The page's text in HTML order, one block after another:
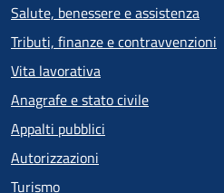
Salute, benessere e assistenza
Tributi, finanze e contravvenzioni
Vita lavorativa
Anagrafe e stato civile
Appalti pubblici
Autorizzazioni
Turismo